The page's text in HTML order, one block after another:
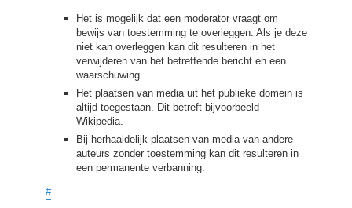
Het is mogelijk dat een moderator vraagt om
bewijs van toestemming te overleggen. Als je deze
niet kan overleggen kan dit resulteren in het
verwijderen van het betreffende bericht en een
waarschuwing.
Het plaatsen van media uit het publieke domein is
altijd toegestaan. Dit betreft bijvoorbeeld
Wikipedia.
Bij herhaaldelijk plaatsen van media van andere
auteurs zonder toestemming kan dit resulteren in
een permanente verbanning.
#